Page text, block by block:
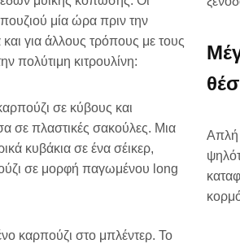
μία ώρα πριν την
για άλλους τρόπους με τους
πολύτιμη κιτρουλίνη:
σε κύβους και
σε πλαστικές σακούλες. Μια
κυβάκια σε ένα σέικερ,
σε μορφή παγωμένου long
καρπούζι στο μπλέντερ. Το
Απλή